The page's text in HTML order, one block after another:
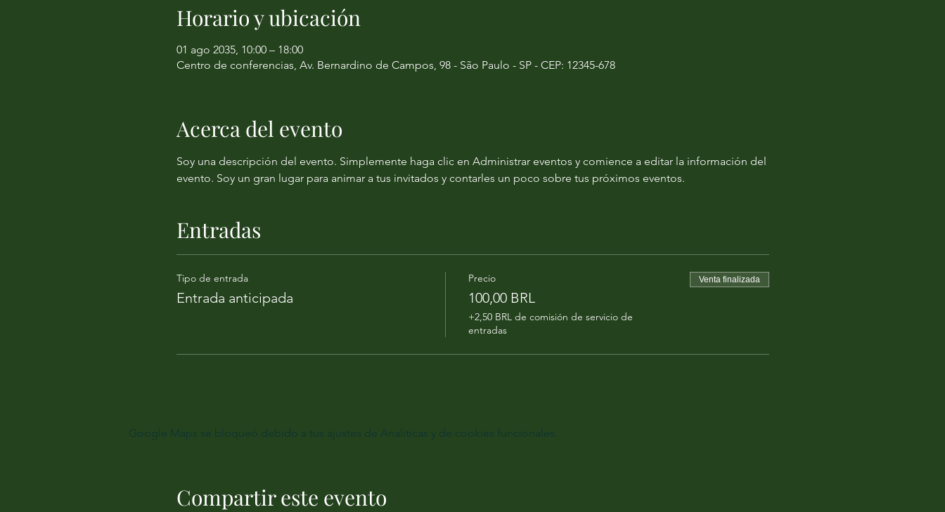
Horario y ubicación
01 ago 2035, 10:00 – 18:00
Centro de conferencias, Av. Bernardino de Campos, 98 - São Paulo - SP - CEP: 12345-678
Acerca del evento
Soy una descripción del evento. Simplemente haga clic en Administrar eventos y comience a editar la información del
evento. Soy un gran lugar para animar a tus invitados y contarles un poco sobre tus próximos eventos.
Entradas
Tipo de entrada
Entrada anticipada
Precio
100,00 BRL
+2,50 BRL de comisión de servicio de
entradas
Venta finalizada
Compartir este evento